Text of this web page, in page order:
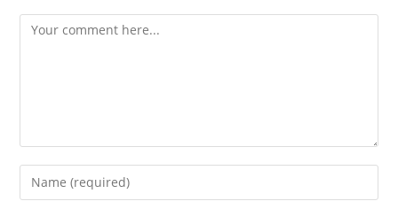
Comment
Enter
your